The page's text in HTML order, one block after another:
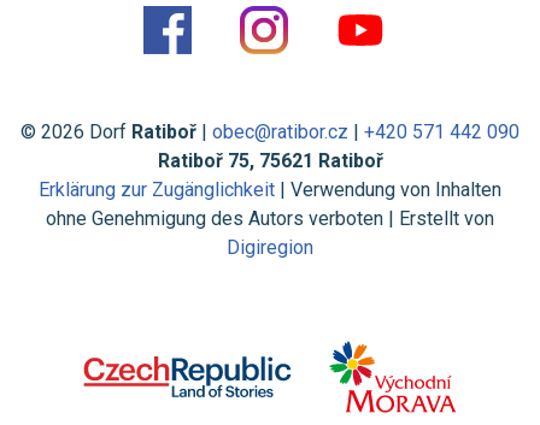
© 2026 Dorf Ratiboř | obec@ratibor.cz | +420 571 442 090
Ratiboř 75, 75621 Ratiboř
Erklärung zur Zugänglichkeit | Verwendung von Inhalten
ohne Genehmigung des Autors verboten | Erstellt von
Digiregion